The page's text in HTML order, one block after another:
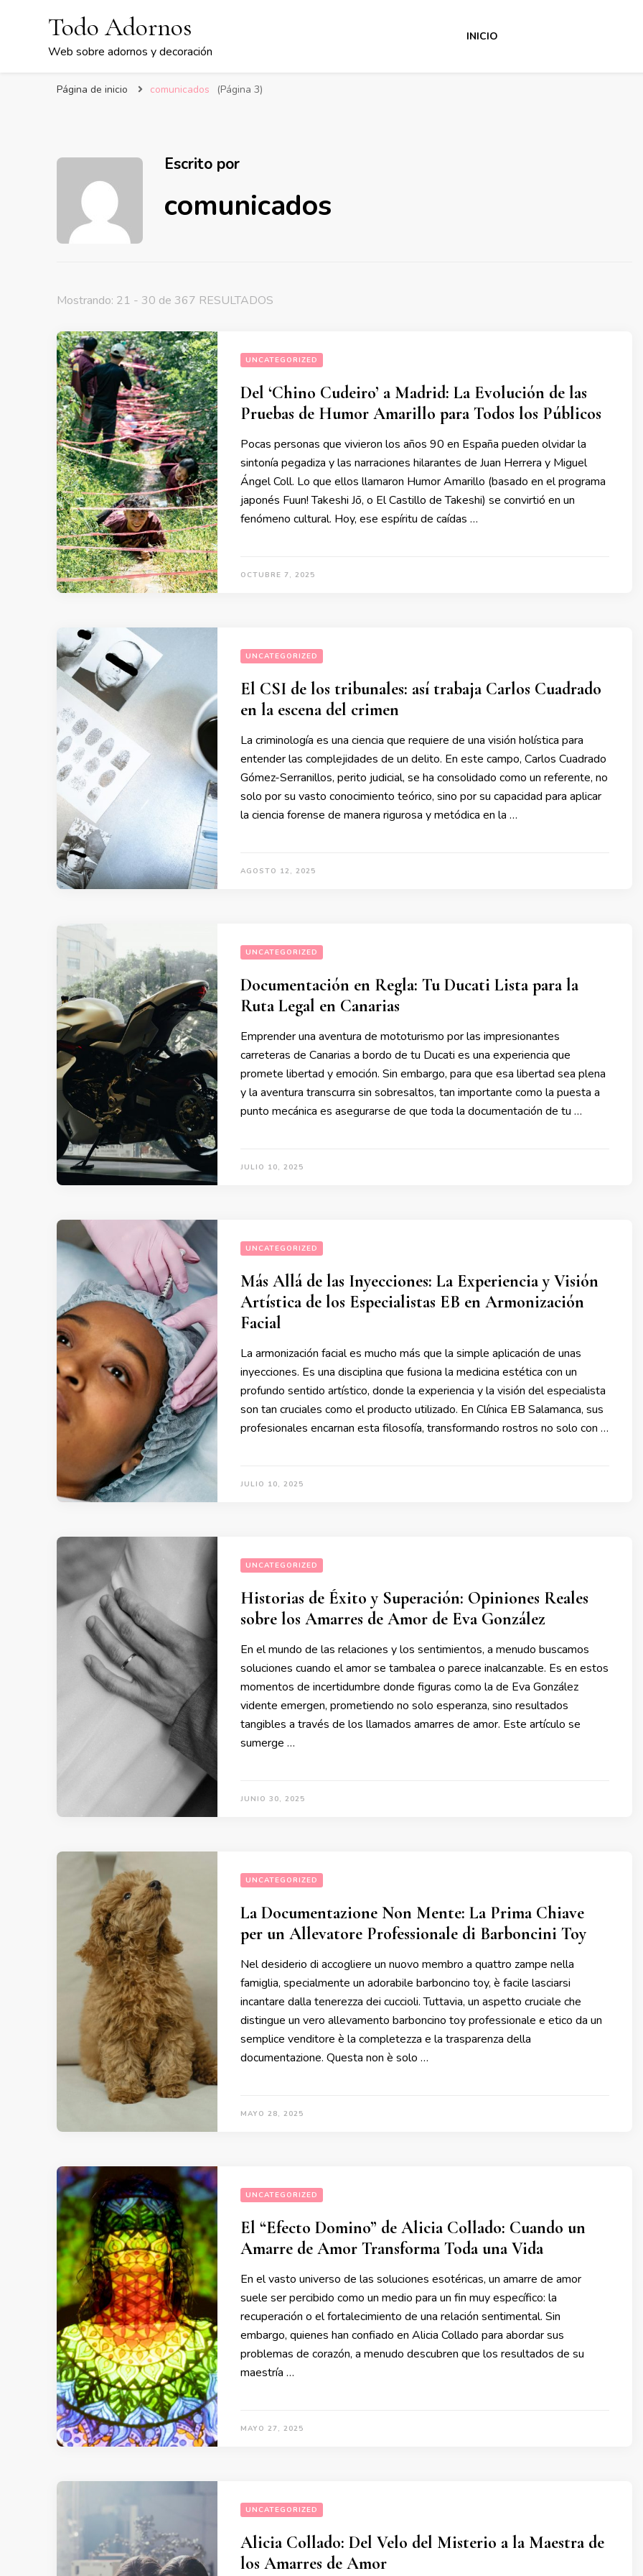
Todo Adornos
Web sobre adornos y decoración
INICIO
Página de inicio comunicados (Página 3)
Escrito por
comunicados
Mostrando: 21 - 30 de 367 RESULTADOS
UNCATEGORIZED
Del ‘Chino Cudeiro’ a Madrid: La Evolución de las
Pruebas de Humor Amarillo para Todos los Públicos
Pocas personas que vivieron los años 90 en España pueden olvidar la
sintonía pegadiza y las narraciones hilarantes de Juan Herrera y Miguel
Ángel Coll. Lo que ellos llamaron Humor Amarillo (basado en el programa
japonés Fuun! Takeshi Jō, o El Castillo de Takeshi) se convirtió en un
fenómeno cultural. Hoy, ese espíritu de caídas …
OCTUBRE 7, 2025
UNCATEGORIZED
El CSI de los tribunales: así trabaja Carlos Cuadrado
en la escena del crimen
La criminología es una ciencia que requiere de una visión holística para
entender las complejidades de un delito. En este campo, Carlos Cuadrado
Gómez-Serranillos, perito judicial, se ha consolidado como un referente, no
solo por su vasto conocimiento teórico, sino por su capacidad para aplicar
la ciencia forense de manera rigurosa y metódica en la …
AGOSTO 12, 2025
UNCATEGORIZED
Documentación en Regla: Tu Ducati Lista para la
Ruta Legal en Canarias
Emprender una aventura de mototurismo por las impresionantes
carreteras de Canarias a bordo de tu Ducati es una experiencia que
promete libertad y emoción. Sin embargo, para que esa libertad sea plena
y la aventura transcurra sin sobresaltos, tan importante como la puesta a
punto mecánica es asegurarse de que toda la documentación de tu …
JULIO 10, 2025
UNCATEGORIZED
Más Allá de las Inyecciones: La Experiencia y Visión
Artística de los Especialistas EB en Armonización
Facial
La armonización facial es mucho más que la simple aplicación de unas
inyecciones. Es una disciplina que fusiona la medicina estética con un
profundo sentido artístico, donde la experiencia y la visión del especialista
son tan cruciales como el producto utilizado. En Clínica EB Salamanca, sus
profesionales encarnan esta filosofía, transformando rostros no solo con …
JULIO 10, 2025
UNCATEGORIZED
Historias de Éxito y Superación: Opiniones Reales
sobre los Amarres de Amor de Eva González
En el mundo de las relaciones y los sentimientos, a menudo buscamos
soluciones cuando el amor se tambalea o parece inalcanzable. Es en estos
momentos de incertidumbre donde figuras como la de Eva González
vidente emergen, prometiendo no solo esperanza, sino resultados
tangibles a través de los llamados amarres de amor. Este artículo se
sumerge …
JUNIO 30, 2025
UNCATEGORIZED
La Documentazione Non Mente: La Prima Chiave
per un Allevatore Professionale di Barboncini Toy
Nel desiderio di accogliere un nuovo membro a quattro zampe nella
famiglia, specialmente un adorabile barboncino toy, è facile lasciarsi
incantare dalla tenerezza dei cuccioli. Tuttavia, un aspetto cruciale che
distingue un vero allevamento barboncino toy professionale e etico da un
semplice venditore è la completezza e la trasparenza della
documentazione. Questa non è solo …
MAYO 28, 2025
UNCATEGORIZED
El “Efecto Domino” de Alicia Collado: Cuando un
Amarre de Amor Transforma Toda una Vida
En el vasto universo de las soluciones esotéricas, un amarre de amor
suele ser percibido como un medio para un fin muy específico: la
recuperación o el fortalecimiento de una relación sentimental. Sin
embargo, quienes han confiado en Alicia Collado para abordar sus
problemas de corazón, a menudo descubren que los resultados de su
maestría …
MAYO 27, 2025
UNCATEGORIZED
Alicia Collado: Del Velo del Misterio a la Maestra de
los Amarres de Amor